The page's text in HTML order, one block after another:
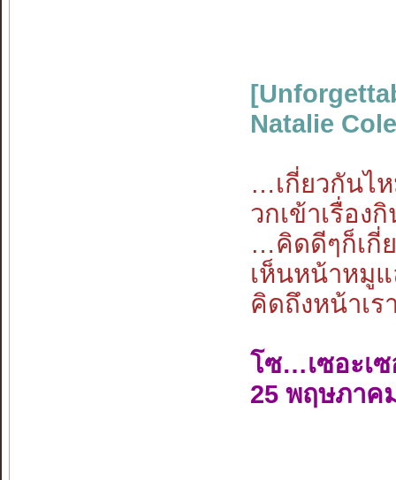
Natalie
…เกี่ยวกันไ
วกเข้าเรื่อง
…คิดดีๆก็เกี่
เห็นหน้าหมู
คิดถึงหน้าเ
โซ…เซอะเ
25 พฤษภาค